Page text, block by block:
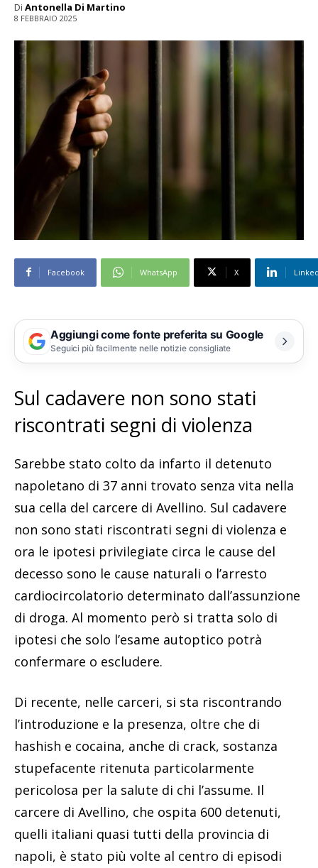
Di Antonella Di Martino
8 FEBBRAIO 2025
Facebook WhatsApp X
Aggiungi come fonte preferita su Google
Seguici più facilmente nelle notizie consigliate
Sul cadavere non sono stati
riscontrati segni di violenza
Sarebbe stato colto da infarto il detenuto
napoletano di 37 anni trovato senza vita nella
sua cella del carcere di Avellino. Sul cadavere
non sono stati riscontrati segni di violenza e
ora le ipotesi privilegiate circa le cause del
decesso sono le cause naturali o l’arresto
cardiocircolatorio determinato dall’assunzione
di droga. Al momento però si tratta solo di
ipotesi che solo l’esame autoptico potrà
confermare o escludere.
Di recente, nelle carceri, si sta riscontrando
l’introduzione e la presenza, oltre che di
hashish e cocaina, anche di crack, sostanza
stupefacente ritenuta particolarmente
pericolosa per la salute di chi l’assume. Il
carcere di Avellino, che ospita 600 detenuti,
quelli italiani quasi tutti della provincia di
napoli, è stato più volte al centro di episodi